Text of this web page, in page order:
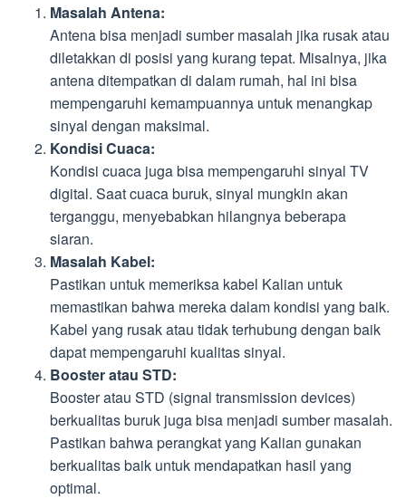
Masalah Antena:
Antena bisa menjadi sumber masalah jika rusak atau
diletakkan di posisi yang kurang tepat. Misalnya, jika
antena ditempatkan di dalam rumah, hal ini bisa
mempengaruhi kemampuannya untuk menangkap
sinyal dengan maksimal.
Kondisi Cuaca:
Kondisi cuaca juga bisa mempengaruhi sinyal TV
digital. Saat cuaca buruk, sinyal mungkin akan
terganggu, menyebabkan hilangnya beberapa
siaran.
Masalah Kabel:
Pastikan untuk memeriksa kabel Kalian untuk
memastikan bahwa mereka dalam kondisi yang baik.
Kabel yang rusak atau tidak terhubung dengan baik
dapat mempengaruhi kualitas sinyal.
Booster atau STD:
Booster atau STD (signal transmission devices)
berkualitas buruk juga bisa menjadi sumber masalah.
Pastikan bahwa perangkat yang Kalian gunakan
berkualitas baik untuk mendapatkan hasil yang
optimal.